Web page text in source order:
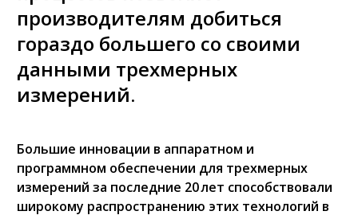
производителям добиться
гораздо большего со своими
данными трехмерных
измерений.
Большие инновации в аппаратном и
программном обеспечении для трехмерных
измерений за последние 20 лет способствовали
широкому распространению этих технологий в